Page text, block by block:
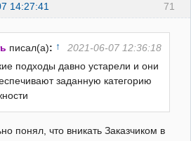
71
14:27:41
писал(а): ↑
2021-06-07 12:36:18
подходы давно устарели и они
заданную категорию
понял, что вникать Заказчиком в